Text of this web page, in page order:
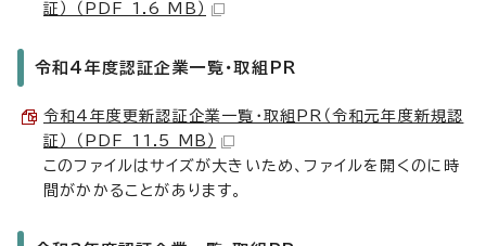
証） （PDF 1.6 MB）
令和4年度認証企業一覧・取組PR
令和4年度更新認証企業一覧・取組PR（令和元年度新規認
証） （PDF 11.5 MB）
このファイルはサイズが大きいため、ファイルを開くのに時
間がかかることがあります。